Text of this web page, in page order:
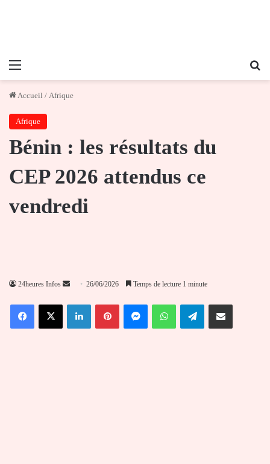
Menu
Accueil / Afrique
Afrique
Bénin : les résultats du
CEP 2026 attendus ce
vendredi
24heures Infos
Envoyer
courriel
26/06/2026 Temps de lecture 1 minute
FacebookX LinkedinPinterestMessengerWhatsAppTelegramPartager par email